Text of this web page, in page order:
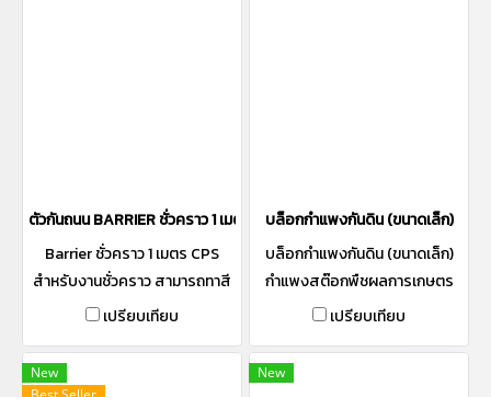
ตัวกันถนน BARRIER ชั่วคราว 1 เมตร สามารถสั่งทำสีได้
Barrier ชั่วคราว 1 เมตร CPS
สำหรับงานชั่วคราว สามารถทาสี
หรือติดแถบสะท้อนแสง และติด
เหมาะสำหรับงานชั่วคราว ใช้กันบ่ง
แนว เมื่อต้องกันปิดกั้นรถยนต์
เปรียบเทียบ
บล็อกกำแพงกันดิน (ขนาดเล็ก)
บล็อกกำแพงกันดิน (ขนาดเล็ก)
กำแพงสต๊อกพืชผลการเกษตร
กำแพงกันสต๊อก
เปรียบเทียบ
New
New